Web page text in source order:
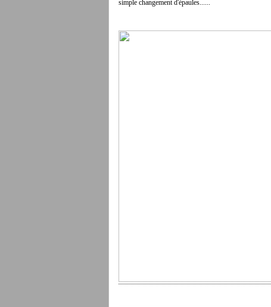
simple changement d'épaules......